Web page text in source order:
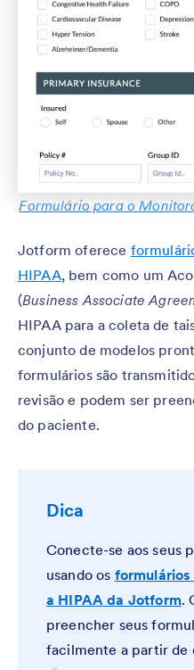
Formulário para o
Jotform oferece
HIPAA, bem como um
(Business Associate
HIPAA para a coleta de
conjunto de modelos
formulários são
revisão e podem ser
do paciente.
Dica
Conecte-se aos seus
usando os
a HIPAA da Jotform.
preencher seus
facilmente a partir de